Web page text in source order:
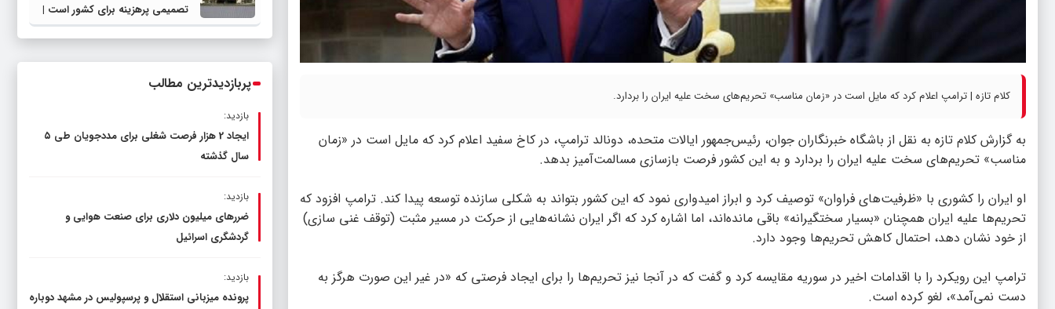
کلام تازه | ترامپ اعلام کرد که مایل است در «زمان مناسب» تحریم‌های سخت علیه ایران را بردارد.
به گزارش کلام تازه به نقل از باشگاه خبرنگاران جوان، رئیس‌جمهور ایالات متحده، دونالد ترامپ، در کاخ سفید اعلام کرد که مایل است در «زمان
مناسب» تحریم‌های سخت علیه ایران را بردارد و به این کشور فرصت بازسازی مسالمت‌آمیز بدهد.
او ایران را کشوری با «ظرفیت‌های فراوان» توصیف کرد و ابراز امیدواری نمود که این کشور بتواند به شکلی سازنده توسعه پیدا کند. ترامپ افزود که
تحریم‌ها علیه ایران همچنان «بسیار سختگیرانه» باقی مانده‌اند، اما اشاره کرد که اگر ایران نشانه‌هایی از حرکت در مسیر مثبت (توقف غنی سازی)
از خود نشان دهد، احتمال کاهش تحریم‌ها وجود دارد.
ترامپ این رویکرد را با اقدامات اخیر در سوریه مقایسه کرد و گفت که در آنجا نیز تحریم‌ها را برای ایجاد فرصتی که «در غیر این صورت هرگز به
دست نمی‌آمد»، لغو کرده است.
تصمیمی پرهزینه برای کشور است |
دولت، قاچاق سوخت و عوامل اصلی
پربازدیدترین مطالب
بازدید:
ایجاد 2 هزار فرصت شغلی برای مددجویان طی ۵
سال گذشته
بازدید:
ضررهای میلیون دلاری برای صنعت هوایی و
گردشگری اسرائیل
بازدید:
پرونده میزبانی استقلال و پرسپولیس در مشهد دوباره